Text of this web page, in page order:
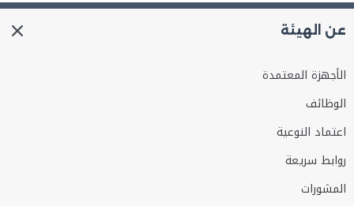
عن الهيئة
الأجهزة المعتمدة
الوظائف
اعتماد النوعية
روابط سريعة
المشورات